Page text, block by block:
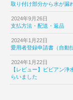
取り付け部分から水が漏
2024年9月26日
支払方法・配送・返品
2024年1月22日
愛用者登録申請書（自動
2024年1月22日
【レビュー】ビビアン
らいました